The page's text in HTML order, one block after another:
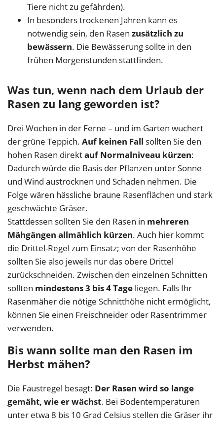
Tiere nicht zu gefährden).
In besonders trockenen Jahren kann es
notwendig sein, den Rasen zusätzlich zu
bewässern. Die Bewässerung sollte in den
frühen Morgenstunden stattfinden.
Was tun, wenn nach dem Urlaub der
Rasen zu lang geworden ist?
Drei Wochen in der Ferne – und im Garten wuchert
der grüne Teppich. Auf keinen Fall sollten Sie den
hohen Rasen direktauf Normalniveau kürzen:
Dadurch würde die Basis der Pflanzen unter Sonne
und Wind austrocknen und Schaden nehmen. Die
Folge wären hässliche braune Rasenflächen und stark
geschwächte Gräser.
Stattdessen sollten Sie den Rasen in mehreren
Mähgängen allmählich kürzen. Auch hier kommt
die Drittel-Regel zum Einsatz; von der Rasenhöhe
sollten Sie also jeweils nur das obere Drittel
zurückschneiden. Zwischen den einzelnen Schnitten
sollten mindestens 3 bis 4 Tage liegen. Falls Ihr
Rasenmäher die nötige Schnitthöhe nicht ermöglicht,
können Sie einen Freischneider oder Rasentrimmer
verwenden.
Bis wann sollte man den Rasen im
Herbst mähen?
Die Faustregel besagt: Der Rasen wird so lange
gemäht, wie er wächst. Bei Bodentemperaturen
unter etwa 8 bis 10 Grad Celsius stellen die Gräser ihr